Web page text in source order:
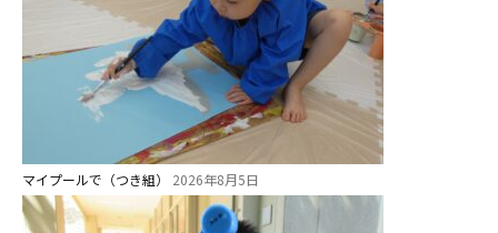
マイプールで（つき組） 2026年8月5日
美⽊多チコス
美⽊多チコスについて
美⽊多チコスブログ
未就園児クラス
0歳親子登園［マカロンクラス ]